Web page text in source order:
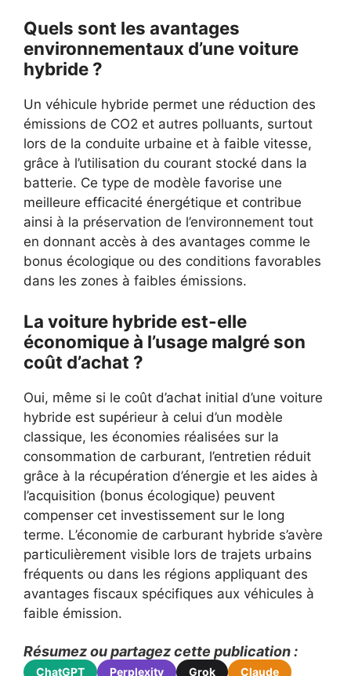
Quels sont les avantages
environnementaux d’une voiture
hybride ?
Un véhicule hybride permet une réduction des
émissions de CO2 et autres polluants, surtout
lors de la conduite urbaine et à faible vitesse,
grâce à l’utilisation du courant stocké dans la
batterie. Ce type de modèle favorise une
meilleure efficacité énergétique et contribue
ainsi à la préservation de l’environnement tout
en donnant accès à des avantages comme le
bonus écologique ou des conditions favorables
dans les zones à faibles émissions.
La voiture hybride est-elle
économique à l’usage malgré son
coût d’achat ?
Oui, même si le coût d’achat initial d’une voiture
hybride est supérieur à celui d’un modèle
classique, les économies réalisées sur la
consommation de carburant, l’entretien réduit
grâce à la récupération d’énergie et les aides à
l’acquisition (bonus écologique) peuvent
compenser cet investissement sur le long
terme. L’économie de carburant hybride s’avère
particulièrement visible lors de trajets urbains
fréquents ou dans les régions appliquant des
avantages fiscaux spécifiques aux véhicules à
faible émission.
Résumez ou partagez cette publication :
ChatGPT Perplexity Grok Claude